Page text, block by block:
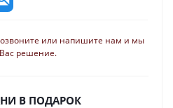
или напишите нам и мы
решение.
В ПОДАРОК